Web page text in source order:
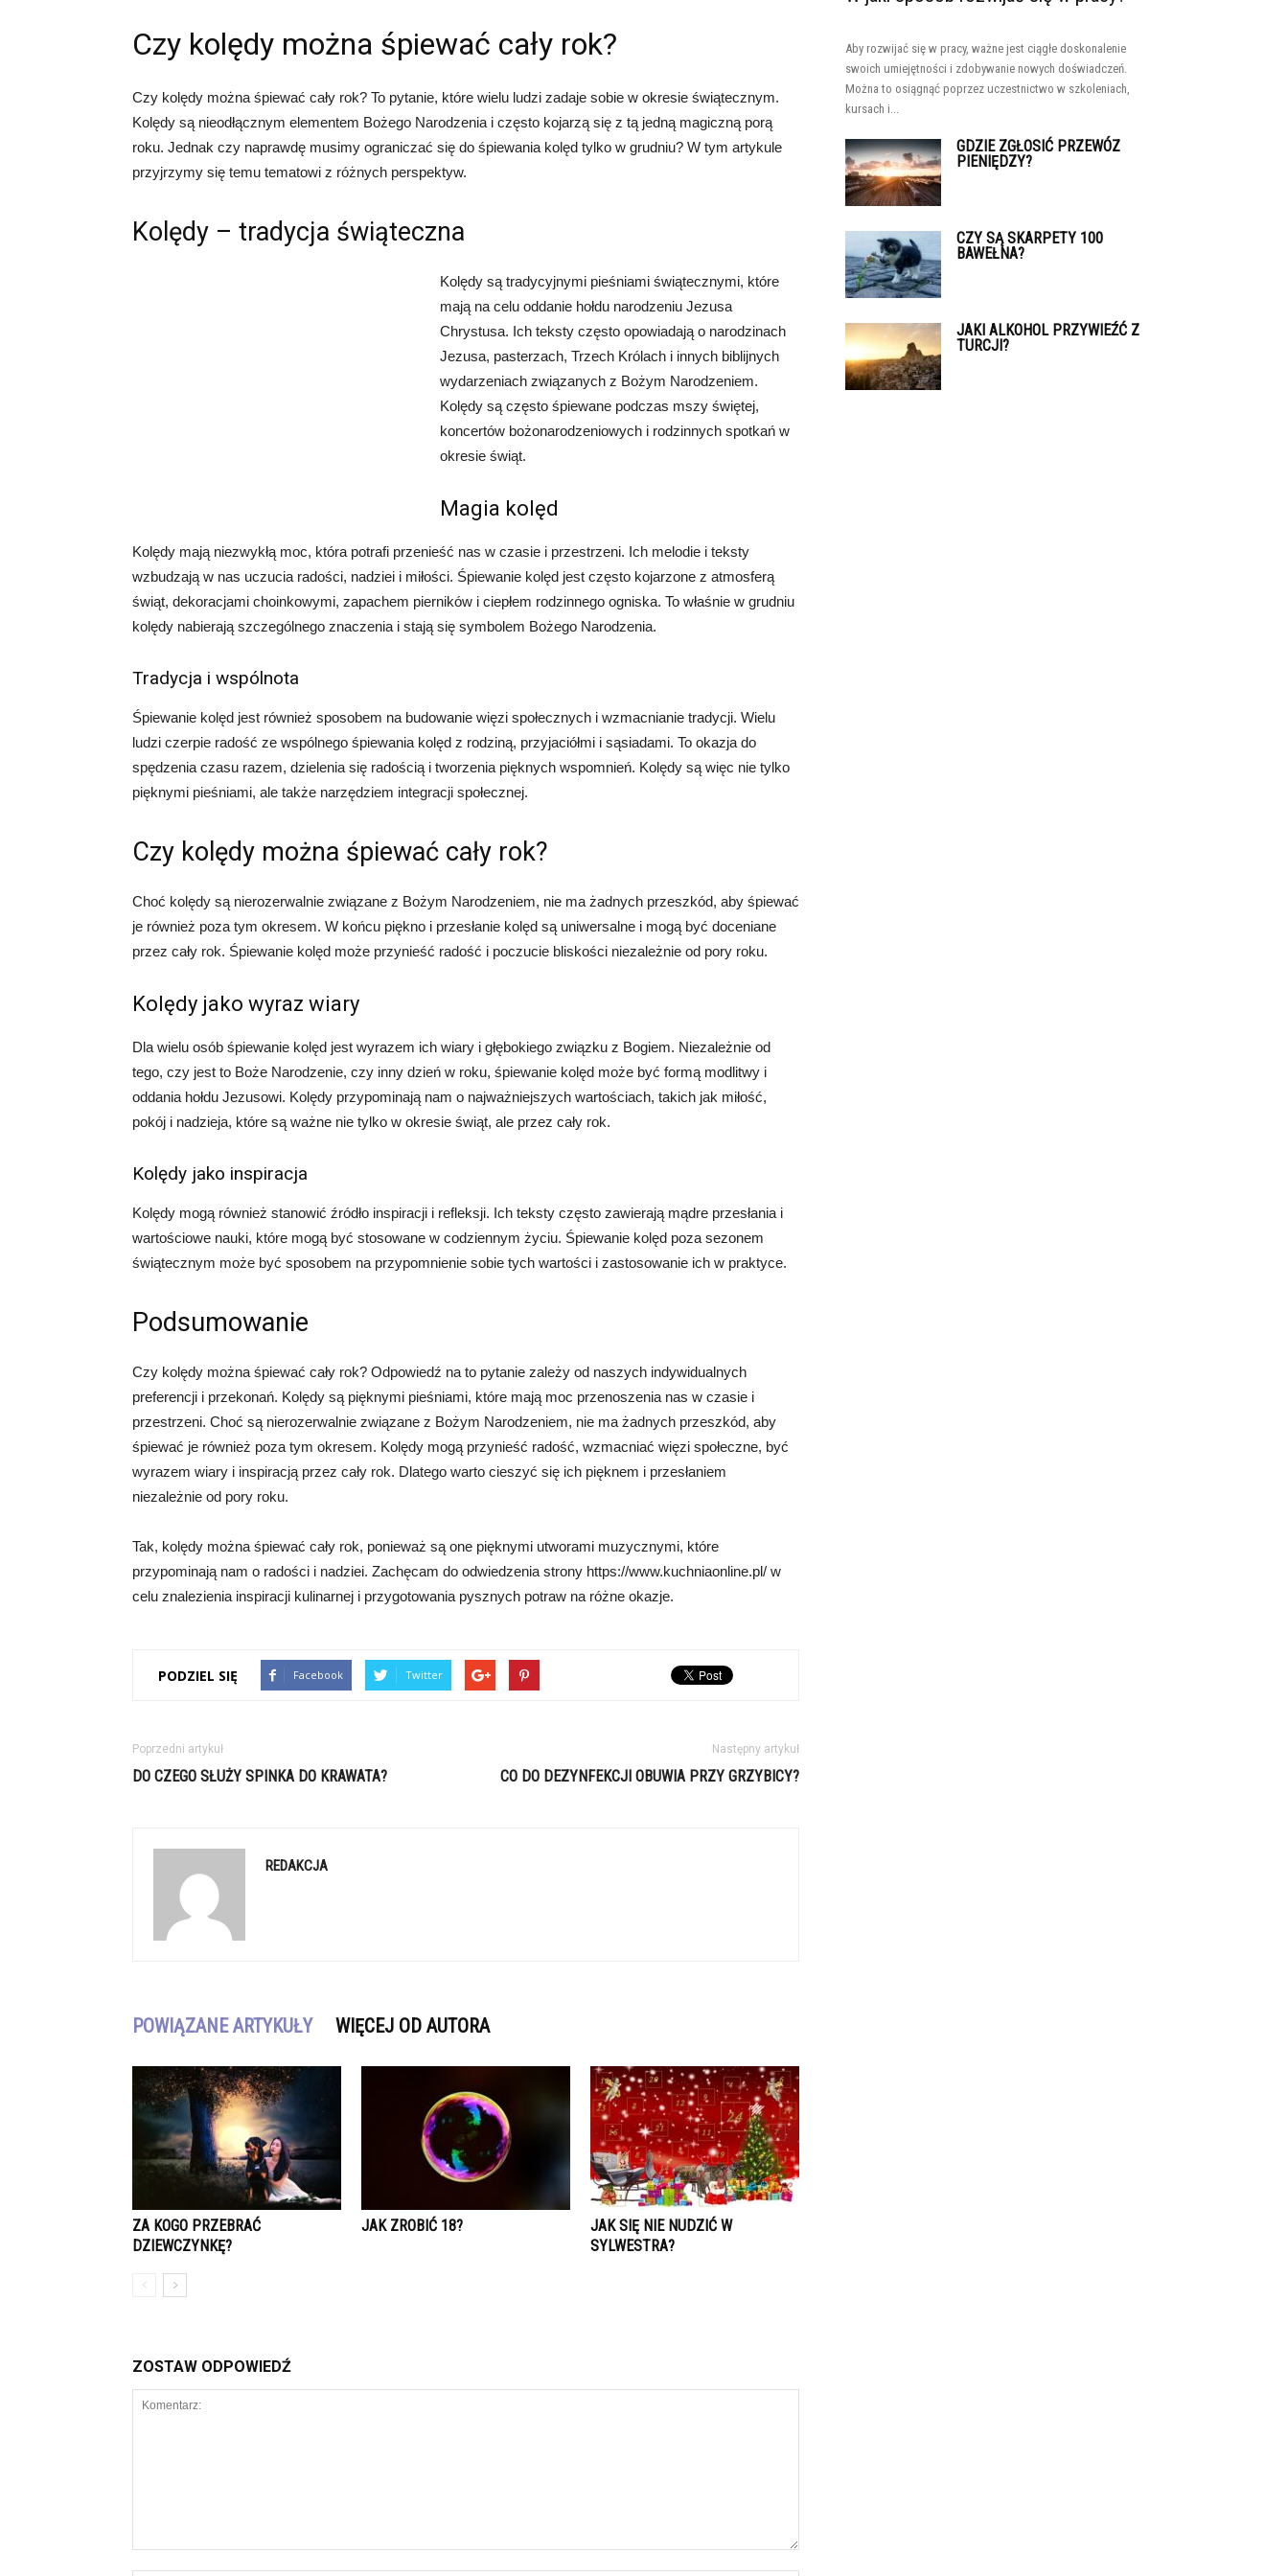
Czy kolędy można śpiewać cały rok?
Czy kolędy można śpiewać cały rok? To pytanie, które wielu ludzi zadaje sobie w okresie świątecznym.
Kolędy są nieodłącznym elementem Bożego Narodzenia i często kojarzą się z tą jedną magiczną porą
roku. Jednak czy naprawdę musimy ograniczać się do śpiewania kolęd tylko w grudniu? W tym artykule
przyjrzymy się temu tematowi z różnych perspektyw.
Kolędy – tradycja świąteczna
Kolędy są tradycyjnymi pieśniami świątecznymi, które
mają na celu oddanie hołdu narodzeniu Jezusa
Chrystusa. Ich teksty często opowiadają o narodzinach
Jezusa, pasterzach, Trzech Królach i innych biblijnych
wydarzeniach związanych z Bożym Narodzeniem.
Kolędy są często śpiewane podczas mszy świętej,
koncertów bożonarodzeniowych i rodzinnych spotkań w
okresie świąt.
Magia kolęd
Kolędy mają niezwykłą moc, która potrafi przenieść nas w czasie i przestrzeni. Ich melodie i teksty
wzbudzają w nas uczucia radości, nadziei i miłości. Śpiewanie kolęd jest często kojarzone z atmosferą
świąt, dekoracjami choinkowymi, zapachem pierników i ciepłem rodzinnego ogniska. To właśnie w grudniu
kolędy nabierają szczególnego znaczenia i stają się symbolem Bożego Narodzenia.
Tradycja i wspólnota
Śpiewanie kolęd jest również sposobem na budowanie więzi społecznych i wzmacnianie tradycji. Wielu
ludzi czerpie radość ze wspólnego śpiewania kolęd z rodziną, przyjaciółmi i sąsiadami. To okazja do
spędzenia czasu razem, dzielenia się radością i tworzenia pięknych wspomnień. Kolędy są więc nie tylko
pięknymi pieśniami, ale także narzędziem integracji społecznej.
Czy kolędy można śpiewać cały rok?
Choć kolędy są nierozerwalnie związane z Bożym Narodzeniem, nie ma żadnych przeszkód, aby śpiewać
je również poza tym okresem. W końcu piękno i przesłanie kolęd są uniwersalne i mogą być doceniane
przez cały rok. Śpiewanie kolęd może przynieść radość i poczucie bliskości niezależnie od pory roku.
Kolędy jako wyraz wiary
Dla wielu osób śpiewanie kolęd jest wyrazem ich wiary i głębokiego związku z Bogiem. Niezależnie od
tego, czy jest to Boże Narodzenie, czy inny dzień w roku, śpiewanie kolęd może być formą modlitwy i
oddania hołdu Jezusowi. Kolędy przypominają nam o najważniejszych wartościach, takich jak miłość,
pokój i nadzieja, które są ważne nie tylko w okresie świąt, ale przez cały rok.
Kolędy jako inspiracja
Kolędy mogą również stanowić źródło inspiracji i refleksji. Ich teksty często zawierają mądre przesłania i
wartościowe nauki, które mogą być stosowane w codziennym życiu. Śpiewanie kolęd poza sezonem
świątecznym może być sposobem na przypomnienie sobie tych wartości i zastosowanie ich w praktyce.
Podsumowanie
Czy kolędy można śpiewać cały rok? Odpowiedź na to pytanie zależy od naszych indywidualnych
preferencji i przekonań. Kolędy są pięknymi pieśniami, które mają moc przenoszenia nas w czasie i
przestrzeni. Choć są nierozerwalnie związane z Bożym Narodzeniem, nie ma żadnych przeszkód, aby
śpiewać je również poza tym okresem. Kolędy mogą przynieść radość, wzmacniać więzi społeczne, być
wyrazem wiary i inspiracją przez cały rok. Dlatego warto cieszyć się ich pięknem i przesłaniem
niezależnie od pory roku.
Tak, kolędy można śpiewać cały rok, ponieważ są one pięknymi utworami muzycznymi, które
przypominają nam o radości i nadziei. Zachęcam do odwiedzenia strony https://www.kuchniaonline.pl/ w
celu znalezienia inspiracji kulinarnej i przygotowania pysznych potraw na różne okazje.
PODZIEL SIĘ Facebook Twitter
Poprzedni artykuł
DO CZEGO SŁUŻY SPINKA DO KRAWATA?
Następny artykuł
CO DO DEZYNFEKCJI OBUWIA PRZY GRZYBICY?
REDAKCJA
POWIĄZANE ARTYKUŁY WIĘCEJ OD AUTORA
ZA KOGO PRZEBRAĆ
DZIEWCZYNKĘ?
JAK ZROBIĆ 18?
JAK SIĘ NIE NUDZIĆ W
SYLWESTRA?
ZOSTAW ODPOWIEDŹ
Aby rozwijać się w pracy, ważne jest ciągłe doskonalenie
swoich umiejętności i zdobywanie nowych doświadczeń.
Można to osiągnąć poprzez uczestnictwo w szkoleniach,
kursach i...
GDZIE ZGŁOSIĆ PRZEWÓZ
PIENIĘDZY?
CZY SĄ SKARPETY 100
BAWEŁNA?
JAKI ALKOHOL PRZYWIEŹĆ Z
TURCJI?